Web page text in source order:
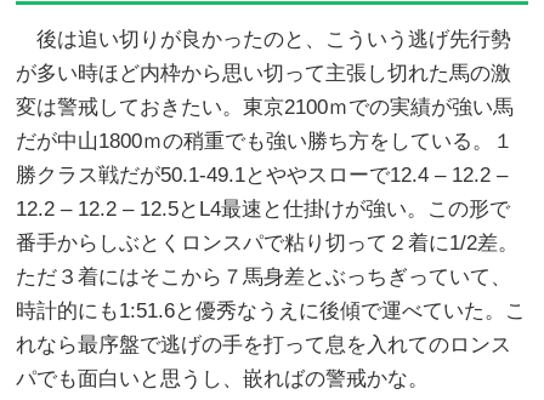
後は追い切りが良かったのと、こういう逃げ先行勢
が多い時ほど内枠から思い切って主張し切れた馬の激
変は警戒しておきたい。東京2100ｍでの実績が強い馬
だが中山1800ｍの稍重でも強い勝ち方をしている。１
勝クラス戦だが50.1-49.1とややスローで12.4 – 12.2 –
12.2 – 12.2 – 12.5とL4最速と仕掛けが強い。この形で
番手からしぶとくロンスパで粘り切って２着に1/2差。
ただ３着にはそこから７馬身差とぶっちぎっていて、
時計的にも1:51.6と優秀なうえに後傾で運べていた。こ
れなら最序盤で逃げの手を打って息を入れてのロンス
パでも面白いと思うし、嵌ればの警戒かな。